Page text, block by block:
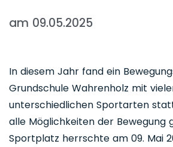
am 09.05.2025
In diesem Jahr fand ein
Grundschule Wahrenholz mit
unterschiedlichen Sportarten
alle Möglichkeiten der Bewegung
Sportplatz herrschte am 09. Mai